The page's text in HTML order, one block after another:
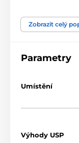
Kvalita je pro
pružné plátno,
jsme ani na
ekologické
,
nevypouštějí
vás, do kterého
řadě je
zajistili, že
zaměřujeme
Zobrazit celý
Parametry
Umístění
Výhody USP